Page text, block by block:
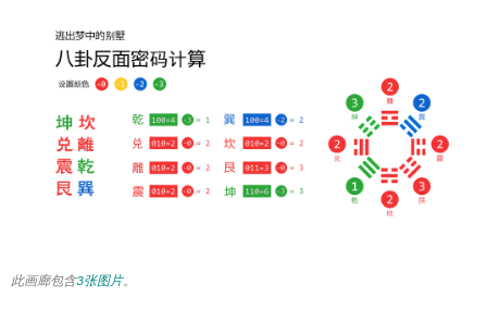
此画廊包含3张图片。